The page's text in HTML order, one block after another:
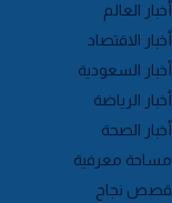
العالم
الاقتصاد
السعودية
الرياضة
الصحة
معرفية
نجاح